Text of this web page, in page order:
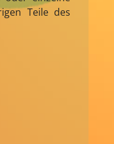
Teile des